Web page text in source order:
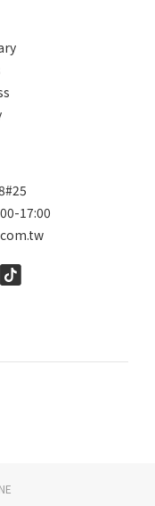
17:00